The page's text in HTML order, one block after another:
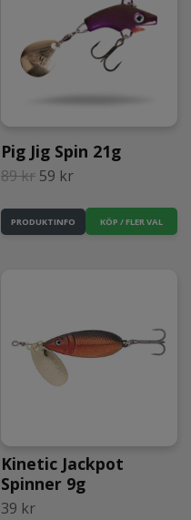
Pig Jig Spin 21g
89 kr 59 kr
PRODUKTINFO KÖP / FLER VAL
Kinetic Jackpot
Spinner 9g
39 kr